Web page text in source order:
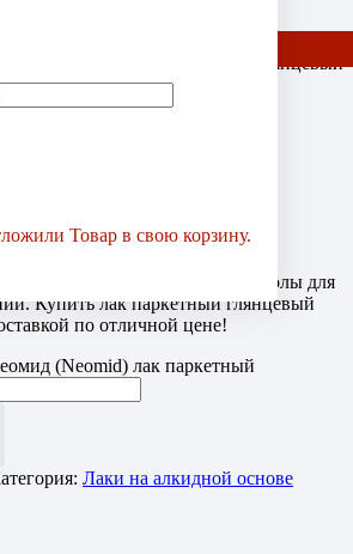
07 / +7 (905) 752-77-20
Товар в свою корзину.
для деревянного дома
(Neomid) лак паркетный глянцевый
лак
основе алкидно-уретановой смолы для
Купить лак паркетный глянцевый
по отличной цене!
(Neomid) лак паркетный
Лаки на алкидной основе